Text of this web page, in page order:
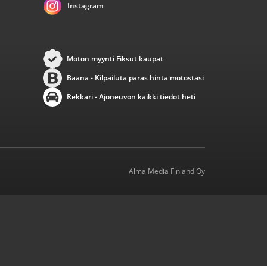
Instagram
Moton myynti Fiksut kaupat
Baana - Kilpailuta paras hinta motostasi
Rekkari - Ajoneuvon kaikki tiedot heti
Alma Media Finland Oy